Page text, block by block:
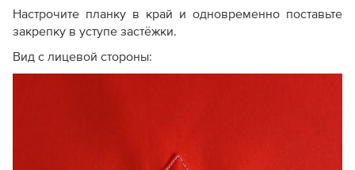
Настрочите планку в край и одновременно поставьте
закрепку в уступе застёжки.
Вид с лицевой стороны: